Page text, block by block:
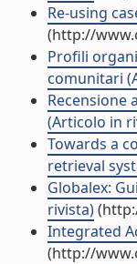
Re-using
(http://
Profili
comunitari
Recensione
(Articolo in
Towards a
retrieval
Globalex:
rivista)
Integrated
(http://